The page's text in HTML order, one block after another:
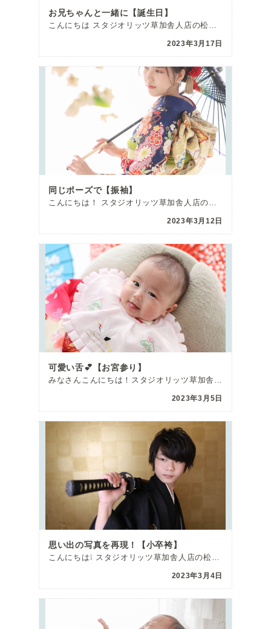
お兄ちゃんと一緒に【誕生日】
こんにちは スタジオリッツ草加舎人店の松村です 今回は1歳のお誕生日の撮影に来てくれた男の子のご紹介 […]
2023年3月17日
同じポーズで【振袖】
2023年3月12日
可愛い舌💕【お宮参り】
2023年3月5日
思い出の写真を再現！【小卒袴】
2023年3月4日